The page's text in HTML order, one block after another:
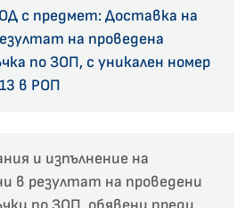
с предмет: Доставка на
на проведена
по ЗОП, с уникален номер
в РОП
и изпълнение на
в резултат на проведени